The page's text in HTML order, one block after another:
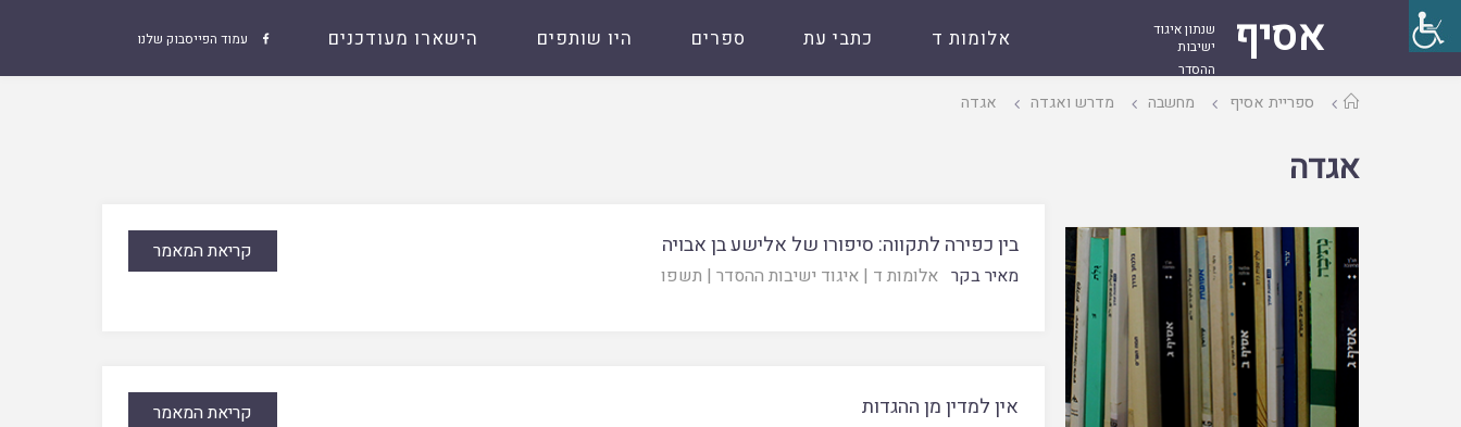
אסיף
שנתון איגוד
ישיבות
ההסדר
 עמוד הפייסבוק שלנו אלומות ד כתבי עת ספרים היו שותפים הישארו מעודכנים
עמודספריית אסיף מחשבה מדרש ואגדה אגדה
אגדה
בין כפירה לתקווה: סיפורו של אלישע בן אבויה
מאיר בקר אלומות ד |איגוד ישיבות ההסדר | תשפו
קריאת המאמר
אין למדין מן ההגדות קריאת המאמר